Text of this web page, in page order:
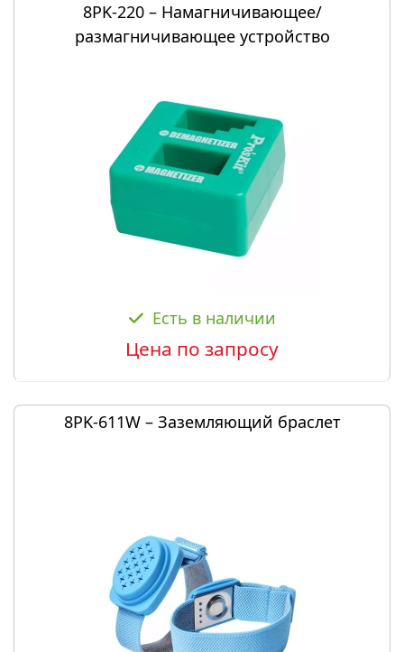
8PK-220 – Намагничивающее/
размагничивающее устройство
Есть в наличии
Цена по запросу
8PK-611W – Заземляющий браслет